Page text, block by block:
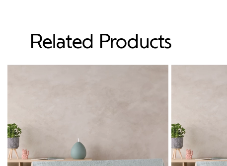
Related Products